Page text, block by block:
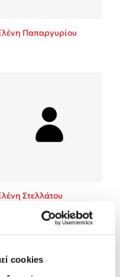
cookies
Παπαργυρίου
Στελλάτου